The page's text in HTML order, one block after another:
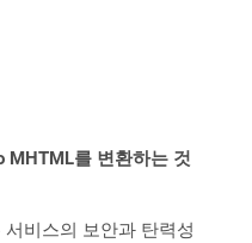
MHTML를 변환하는 것
비스의 보안과 탄력성